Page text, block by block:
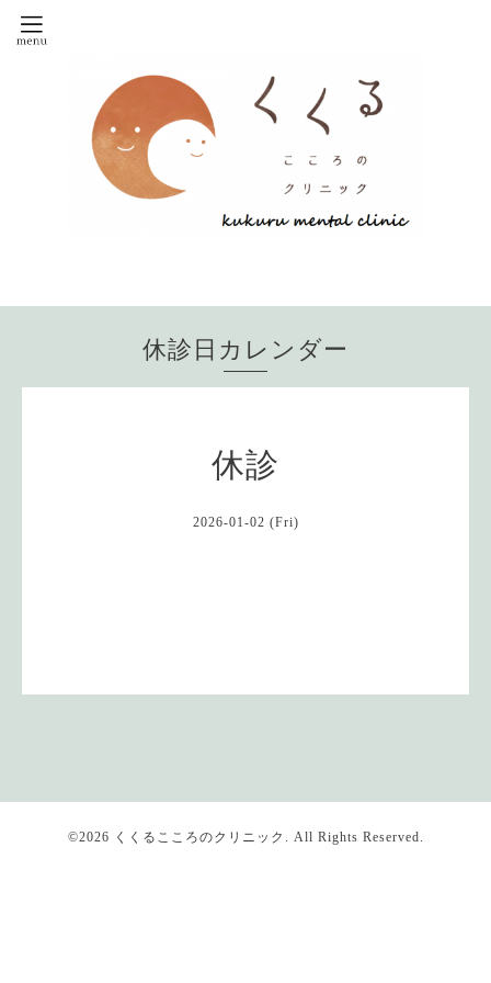
休診日カレンダー
休診
2026-01-02 (Fri)
©2026 くくるこころのクリニック . All Rights Reserved.